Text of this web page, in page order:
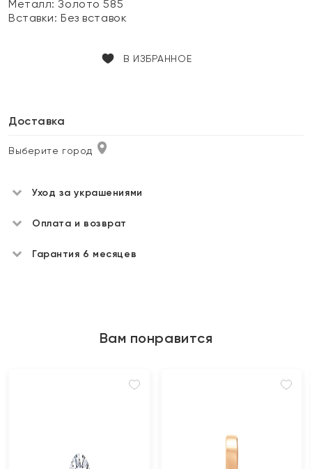
Металл:Золото 585
Вставки:Без вставок
В ИЗБРАННОЕ
Доставка
Выберите город
Уход за украшениями
Оплата и возврат
Гарантия 6 месяцев
Вам понравится